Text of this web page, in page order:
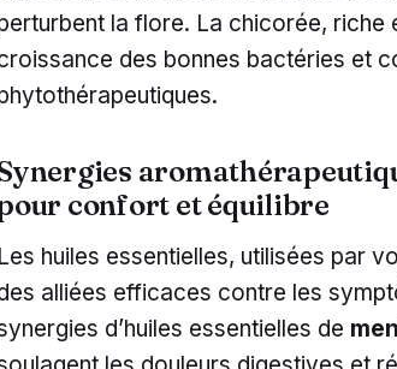
la flore. La chicorée, riche
des bonnes bactéries et
confort et équilibre
Les huiles essentielles, utilisées par
alliées efficaces contre les
d’huiles essentielles de